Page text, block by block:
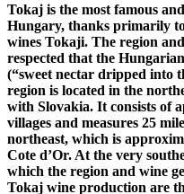
Tokaj is the most famous
Hungary, thanks primarily
wines Tokaji. The region
respected that the
(“sweet nectar dripped into
region is located in the
with Slovakia. It consists of
villages and measures 25
northeast, which is
Cote d’Or. At the very
which the region and wine
Tokaj wine production are